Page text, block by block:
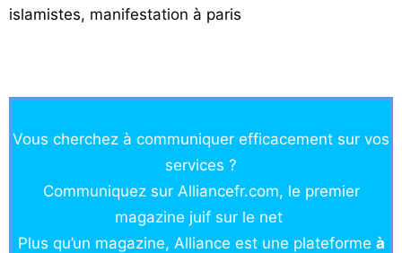
islamistes, manifestation à paris
Vous cherchez à communiquer efficacement sur vos
services ?
Communiquez sur Alliancefr.com, le premier
magazine juif sur le net
Plus qu’un magazine, Alliance est une plateforme à